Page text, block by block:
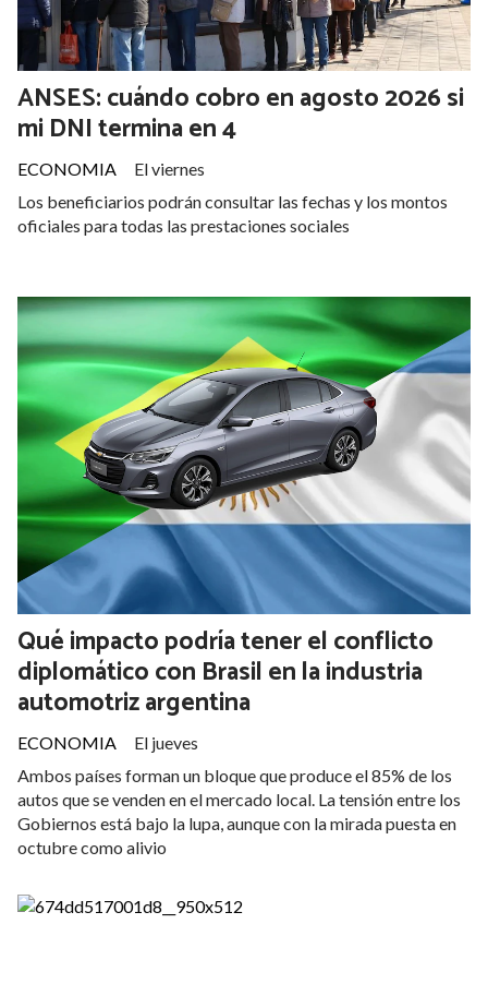
ANSES: cuándo cobro en agosto 2026 si
mi DNI termina en 4
ECONOMIA
El viernes
Los beneficiarios podrán consultar las fechas y los montos
oficiales para todas las prestaciones sociales
Qué impacto podría tener el conflicto
diplomático con Brasil en la industria
automotriz argentina
ECONOMIA
El jueves
Ambos países forman un bloque que produce el 85% de los
autos que se venden en el mercado local. La tensión entre los
Gobiernos está bajo la lupa, aunque con la mirada puesta en
octubre como alivio